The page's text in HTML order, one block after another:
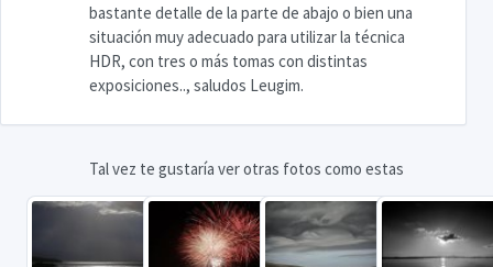
bastante detalle de la parte de abajo o bien una
situación muy adecuado para utilizar la técnica
HDR, con tres o más tomas con distintas
exposiciones.., saludos Leugim.
Tal vez te gustaría ver otras fotos como estas